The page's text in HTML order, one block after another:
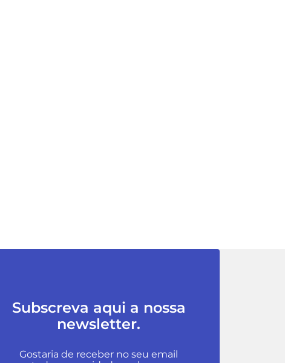
Subscreva aqui a nossa
newsletter.
Gostaria de receber no seu email